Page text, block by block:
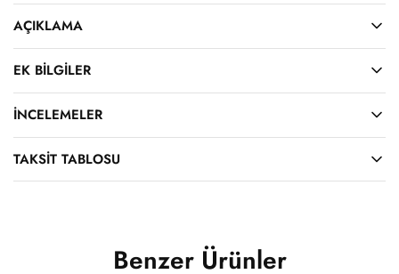
AÇIKLAMA
EK BILGILER
İNCELEMELER
TAKSIT TABLOSU
Benzer Ürünler